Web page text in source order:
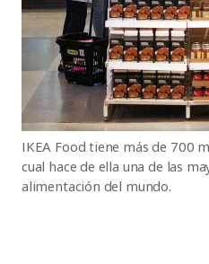
IKEA Food tiene más de 700
cual hace de ella una de las
alimentación del mundo.